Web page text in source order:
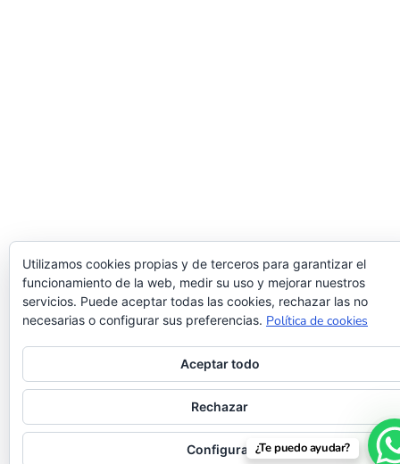
¿Te puedo ayudar?
Utilizamos cookies propias y de terceros para garantizar el
funcionamiento de la web, medir su uso y mejorar nuestros
servicios. Puede aceptar todas las cookies, rechazar las no
necesarias o configurar sus preferencias. Política de cookies
Aceptar todo
Rechazar
Configurar